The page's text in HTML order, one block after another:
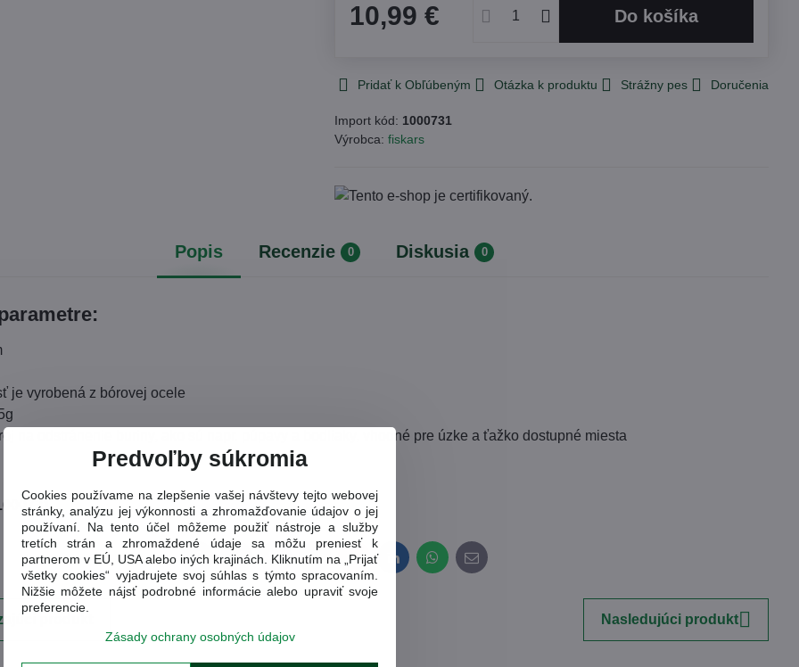
10,99 € Do košíka
Pridať k Obľúbeným Otázka k produktu Strážny pes Doručenia
Import kód: 1000731
Výrobca:fiskars
Popis Recenzie 0 Diskusia 0
je vyrobená z bórovej ocele
na odstránenie buriny, ako sú napr. púpavy a bodliaky, vhodné pre úzke a ťažko dostupné miesta
Facebook
TwitterBlueskyPinterestReddit LinkedInWhatsApp
E-
mail
produkt Nasledujúci produkt
Predvoľby súkromia
Cookies používame na zlepšenie vašej návštevy tejto webovej
stránky, analýzu jej výkonnosti a zhromažďovanie údajov o jej
používaní. Na tento účel môžeme použiť nástroje a služby
tretích strán a zhromaždené údaje sa môžu preniesť k
partnerom v EÚ, USA alebo iných krajinách. Kliknutím na „Prijať
všetky cookies“ vyjadrujete svoj súhlas s týmto spracovaním.
Nižšie môžete nájsť podrobné informácie alebo upraviť svoje
preferencie.
Zásady ochrany osobných údajov